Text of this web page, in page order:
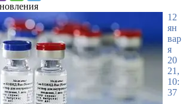
12
ян
вар
я
20
21,
10:
37